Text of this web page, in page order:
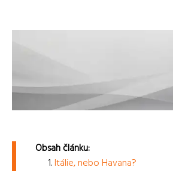
Obsah článku:
Itálie, nebo Havana?